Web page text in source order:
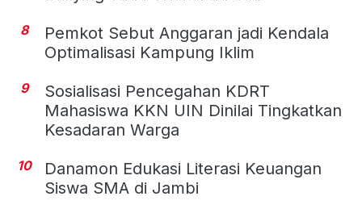
8
Pemkot Sebut Anggaran jadi Kendala
Optimalisasi Kampung Iklim
9
Sosialisasi Pencegahan KDRT
Mahasiswa KKN UIN Dinilai Tingkatkan
Kesadaran Warga
10
Danamon Edukasi Literasi Keuangan
Siswa SMA di Jambi